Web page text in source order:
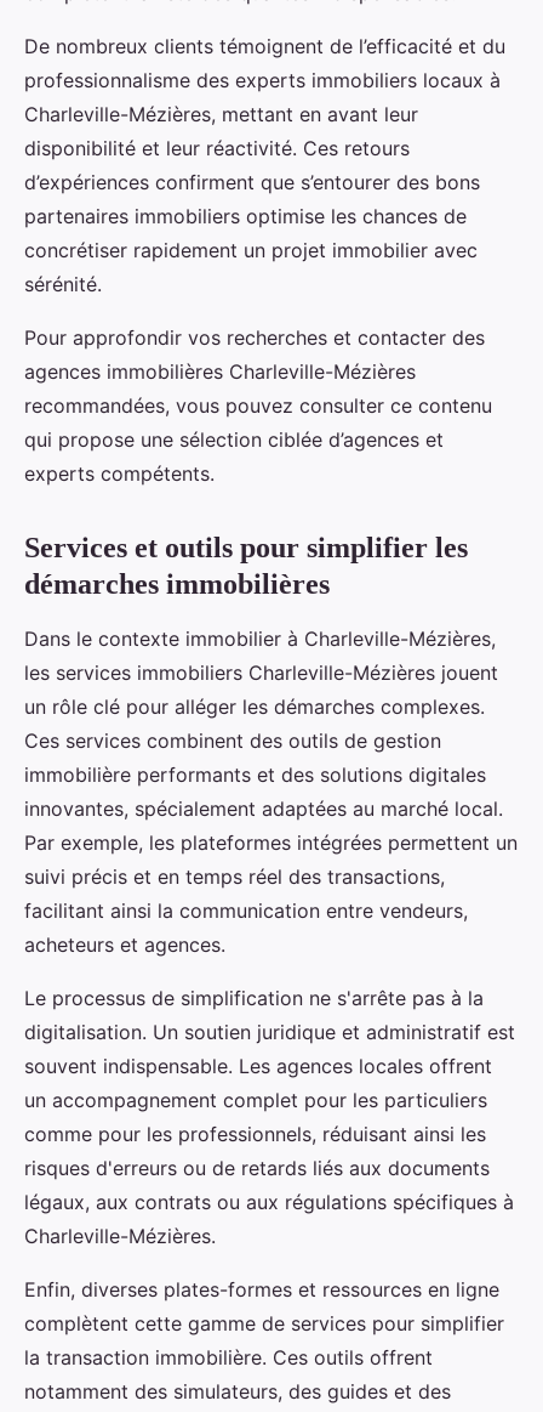
De nombreux clients témoignent de l’efficacité et du
professionnalisme des experts immobiliers locaux à
Charleville-Mézières, mettant en avant leur
disponibilité et leur réactivité. Ces retours
d’expériences confirment que s’entourer des bons
partenaires immobiliers optimise les chances de
concrétiser rapidement un projet immobilier avec
sérénité.
Pour approfondir vos recherches et contacter des
agences immobilières Charleville-Mézières
recommandées, vous pouvez consulter ce contenu
qui propose une sélection ciblée d’agences et
experts compétents.
Services et outils pour simplifier les
démarches immobilières
Dans le contexte immobilier à Charleville-Mézières,
les services immobiliers Charleville-Mézières jouent
un rôle clé pour alléger les démarches complexes.
Ces services combinent des outils de gestion
immobilière performants et des solutions digitales
innovantes, spécialement adaptées au marché local.
Par exemple, les plateformes intégrées permettent un
suivi précis et en temps réel des transactions,
facilitant ainsi la communication entre vendeurs,
acheteurs et agences.
Le processus de simplification ne s'arrête pas à la
digitalisation. Un soutien juridique et administratif est
souvent indispensable. Les agences locales offrent
un accompagnement complet pour les particuliers
comme pour les professionnels, réduisant ainsi les
risques d'erreurs ou de retards liés aux documents
légaux, aux contrats ou aux régulations spécifiques à
Charleville-Mézières.
Enfin, diverses plates-formes et ressources en ligne
complètent cette gamme de services pour simplifier
la transaction immobilière. Ces outils offrent
notamment des simulateurs, des guides et des